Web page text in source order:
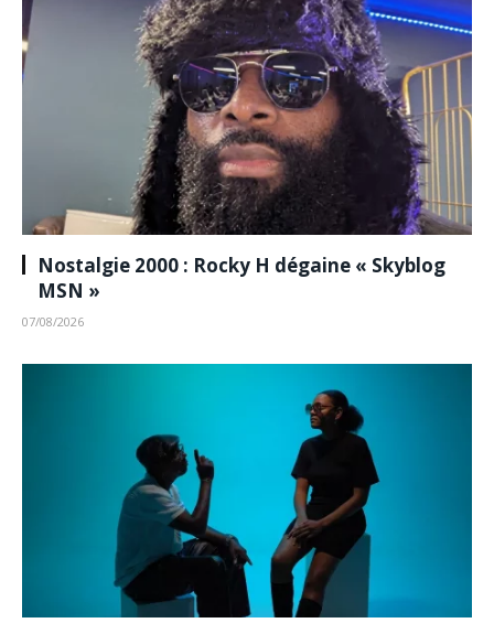
Nostalgie 2000 : Rocky H dégaine « Skyblog
MSN »
07/08/2026